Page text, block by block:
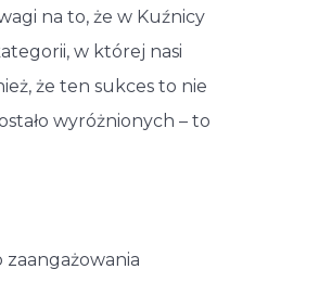
na to, że w Kuźnicy
w której nasi
że ten sukces to nie
wyróżnionych – to